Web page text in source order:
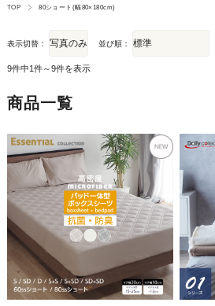
TOP 80ショート(幅80×180cm)
表示切替： 並び順：
9件中1件～9件を表示
商品一覧